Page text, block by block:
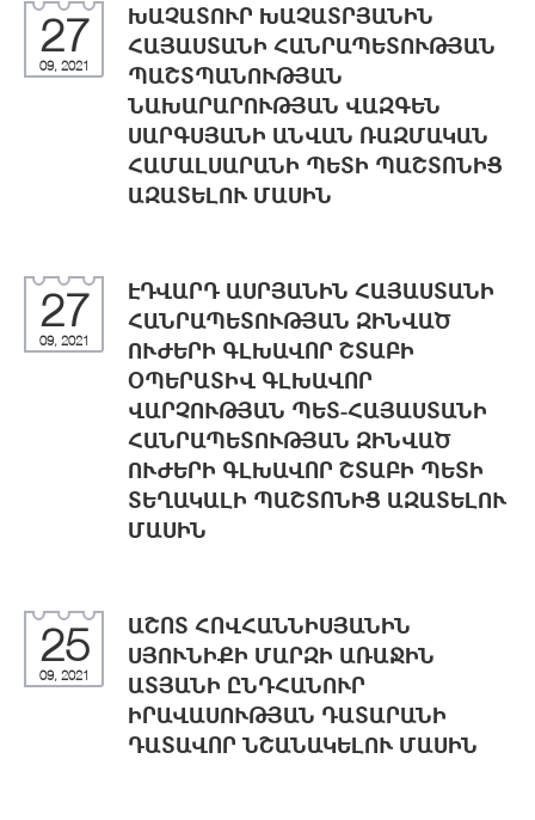
27
09, 2021
ԽԱՉԱՏՈՒՐ ԽԱՉԱՏՐՅԱՆԻՆ
ՀԱՅԱՍՏԱՆԻ ՀԱՆՐԱՊԵՏՈՒԹՅԱՆ
ՊԱՇՏՊԱՆՈՒԹՅԱՆ
ՆԱԽԱՐԱՐՈՒԹՅԱՆ ՎԱԶԳԵՆ
ՍԱՐԳՍՅԱՆԻ ԱՆՎԱՆ ՌԱԶՄԱԿԱՆ
ՀԱՄԱԼՍԱՐԱՆԻ ՊԵՏԻ ՊԱՇՏՈՆԻՑ
ԱԶԱՏԵԼՈՒ ՄԱՍԻՆ
27
09, 2021
ԷԴՎԱՐԴ ԱՍՐՅԱՆԻՆ ՀԱՅԱՍՏԱՆԻ
ՀԱՆՐԱՊԵՏՈՒԹՅԱՆ ԶԻՆՎԱԾ
ՈՒԺԵՐԻ ԳԼԽԱՎՈՐ ՇՏԱԲԻ
ՕՊԵՐԱՏԻՎ ԳԼԽԱՎՈՐ
ՎԱՐՉՈՒԹՅԱՆ ՊԵՏ-ՀԱՅԱՍՏԱՆԻ
ՀԱՆՐԱՊԵՏՈՒԹՅԱՆ ԶԻՆՎԱԾ
ՈՒԺԵՐԻ ԳԼԽԱՎՈՐ ՇՏԱԲԻ ՊԵՏԻ
ՏԵՂԱԿԱԼԻ ՊԱՇՏՈՆԻՑ ԱԶԱՏԵԼՈՒ
ՄԱՍԻՆ
25
09, 2021
ԱՇՈՏ ՀՈՎՀԱՆՆԻՍՅԱՆԻՆ
ՍՅՈՒՆԻՔԻ ՄԱՐԶԻ ԱՌԱՋԻՆ
ԱՏՅԱՆԻ ԸՆԴՀԱՆՈՒՐ
ԻՐԱՎԱՍՈՒԹՅԱՆ ԴԱՏԱՐԱՆԻ
ԴԱՏԱՎՈՐ ՆՇԱՆԱԿԵԼՈՒ ՄԱՍԻՆ